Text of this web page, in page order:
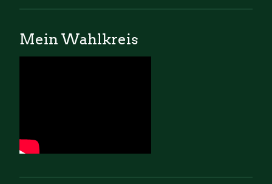
Mein Wahlkreis